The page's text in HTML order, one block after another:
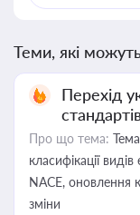
Теми, які
Перехід
Про що тема:
класифікації
NACE, оновлення
зміни